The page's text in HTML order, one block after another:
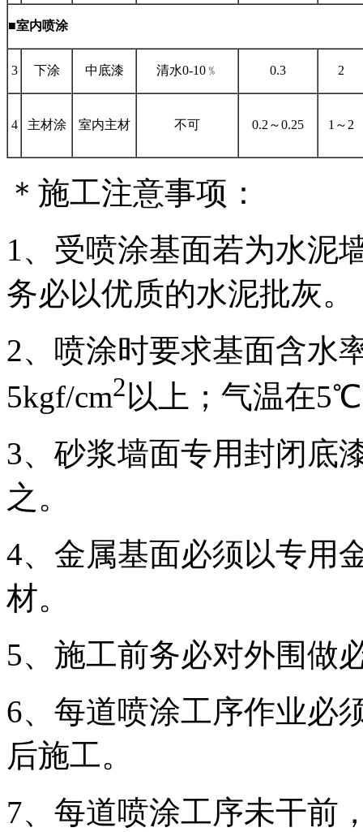
■室内喷涂
3 下涂 中底漆 清水0-10﹪ 0.3 2
4 主材涂 室内主材 不可 0.2～0.25 1～2
＊施工注意事项：
1、受喷涂基面若为水泥
务必以优质的水泥批灰。
2、喷涂时要求基面含水
5kgf/cm2以上；气温在
3、砂浆墙面专用封闭底
之。
4、金属基面必须以专用
材。
5、施工前务必对外围做
6、每道喷涂工序作业必
后施工。
7、每道喷涂工序未干前